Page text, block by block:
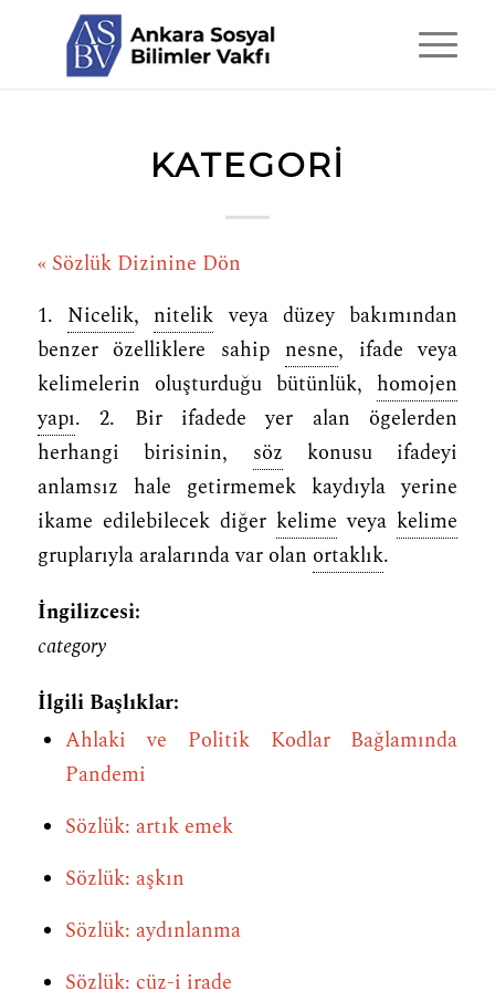
KATEGORI
« Sözlük Dizinine Dön
1. Nicelik, nitelik veya düzey bakımından
benzer özelliklere sahip nesne, ifade veya
kelimelerin oluşturduğu bütünlük, homojen
yapı. 2. Bir ifadede yer alan ögelerden
herhangi birisinin, söz konusu ifadeyi
anlamsız hale getirmemek kaydıyla yerine
ikame edilebilecek diğer kelime veya kelime
gruplarıyla aralarında var olan ortaklık.
İngilizcesi:
category
İlgili Başlıklar:
Ahlaki ve Politik Kodlar Bağlamında
Pandemi
Sözlük: artık emek
Sözlük: aşkın
Sözlük: aydınlanma
Sözlük: cüz-i irade